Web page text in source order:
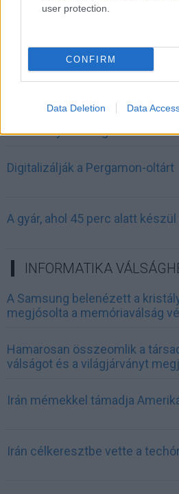
user protection.
CONFIRM
Data Deletion Data
Időzavaroktól védi a villamos
Siemens - Lendületben a 2030-
Beépített AI-ügynökök a
eredmények szolgálatában
Digitalizálják a Pergamon-oltárt
A gyár, ahol 45 perc alatt
INFORMATIKA
A Samsung belenézett a
megjósolta a memóriaválság
Hamarosan összeomlik a
válságot és a világjárványt
Irán mémekkel támadja
Irán célkeresztbe vette a